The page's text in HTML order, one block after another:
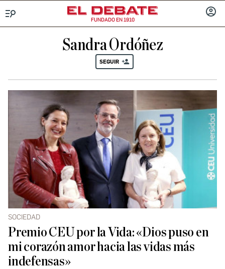
FUNDADO EN 1910
Sandra Ordóñez
SEGUIR
SOCIEDAD
Premio CEU por la Vida: «Dios puso en
mi corazón amor hacia las vidas más
indefensas»